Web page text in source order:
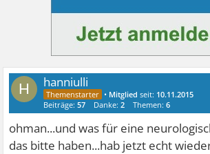
H hanniulli
• Mitglied seit: 10.11.2015
Beiträge:57 Danke:2 Themen:6
ohman...und was für eine
das bitte haben...hab jetzt echt